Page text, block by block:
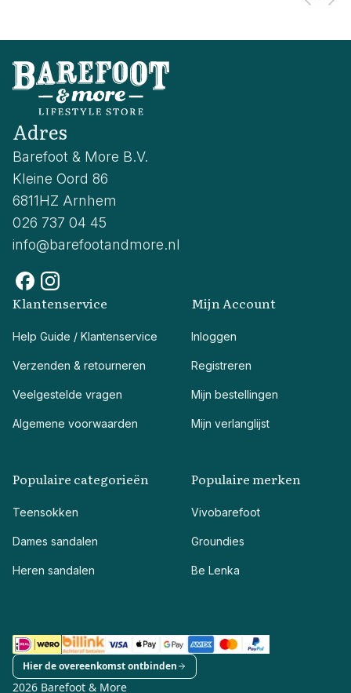
Adres
Barefoot & More B.V.
Kleine Oord 86
6811HZ Arnhem
026 737 04 45
info@barefootandmore.nl
Klantenservice
Help Guide / Klantenservice
Verzenden & retourneren
Veelgestelde vragen
Algemene voorwaarden
Mijn Account
Inloggen
Registreren
Mijn bestellingen
Mijn verlanglijst
Populaire categorieën
Teensokken
Dames sandalen
Heren sandalen
Populaire merken
Vivobarefoot
Groundies
Be Lenka
2026 Barefoot & More
Hier de overeenkomst ontbinden